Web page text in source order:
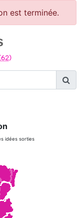
est terminée.
62)
idées sorties